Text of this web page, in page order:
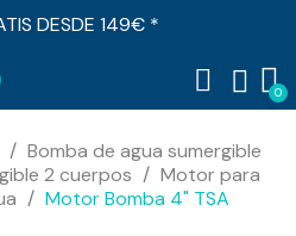
DESDE 149€ *
Bomba de agua sumergible
2 cuerpos
Motor para
Motor Bomba 4" TSA